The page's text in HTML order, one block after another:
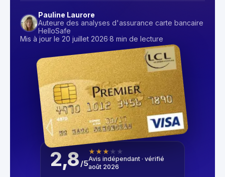
Pauline Laurore
Auteure des analyses d'assurance carte bancaire
HelloSafe
Mis à jour le 20 juillet 2026·8 min de lecture
2,8 /5
★★★ ★ ★
Avis indépendant · vérifié
août 2026